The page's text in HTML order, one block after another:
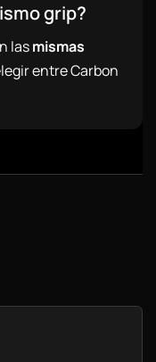
grip?
lasmismas
entre Carbon